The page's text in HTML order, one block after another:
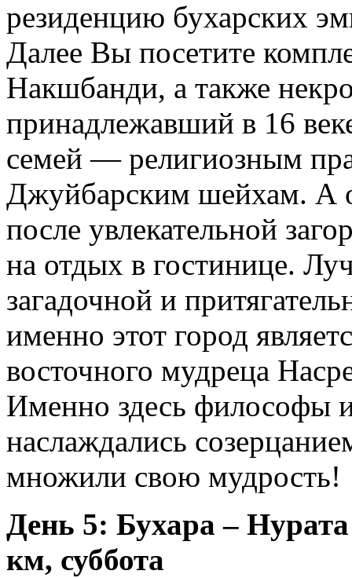
резиденцию бухарских
Далее Вы посетите
Накшбанди, а также
принадлежавший в 16
семей — религиозным
Джуйбарским шейхам. А
после увлекательной
на отдых в гостинице.
загадочной и
именно этот город
восточного мудреца
Именно здесь философы
наслаждались
множили свою мудрость!
День 5: Бухара –
км, суббота